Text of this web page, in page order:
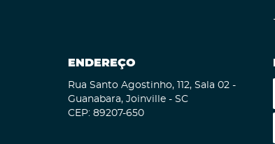
ENDEREÇO
Rua Santo Agostinho, 112, Sala 02 -
Guanabara, Joinville - SC
CEP: 89207-650